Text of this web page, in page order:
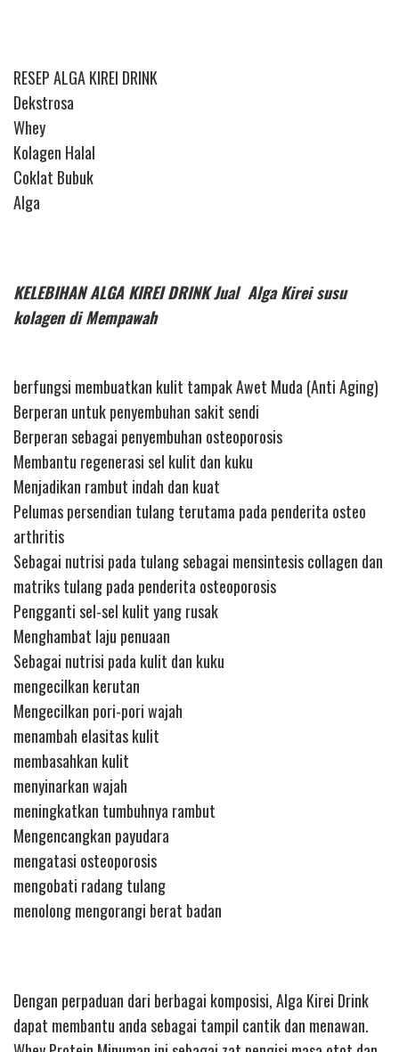
RESEP ALGA KIREI DRINK
Dekstrosa
Whey
Kolagen Halal
Coklat Bubuk
Alga
KELEBIHAN ALGA KIREI DRINK Jual Alga Kirei susu
kolagen di Mempawah
berfungsi membuatkan kulit tampak Awet Muda (Anti Aging)
Berperan untuk penyembuhan sakit sendi
Berperan sebagai penyembuhan osteoporosis
Membantu regenerasi sel kulit dan kuku
Menjadikan rambut indah dan kuat
Pelumas persendian tulang terutama pada penderita osteo
arthritis
Sebagai nutrisi pada tulang sebagai mensintesis collagen dan
matriks tulang pada penderita osteoporosis
Pengganti sel-sel kulit yang rusak
Menghambat laju penuaan
Sebagai nutrisi pada kulit dan kuku
mengecilkan kerutan
Mengecilkan pori-pori wajah
menambah elasitas kulit
membasahkan kulit
menyinarkan wajah
meningkatkan tumbuhnya rambut
Mengencangkan payudara
mengatasi osteoporosis
mengobati radang tulang
menolong mengorangi berat badan
Dengan perpaduan dari berbagai komposisi, Alga Kirei Drink
dapat membantu anda sebagai tampil cantik dan menawan.